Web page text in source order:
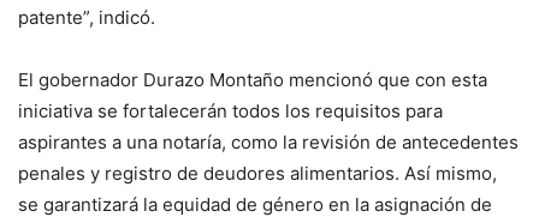
patente”, indicó.
El gobernador Durazo Montaño mencionó que con esta
iniciativa se fortalecerán todos los requisitos para
aspirantes a una notaría, como la revisión de antecedentes
penales y registro de deudores alimentarios. Así mismo,
se garantizará la equidad de género en la asignación de